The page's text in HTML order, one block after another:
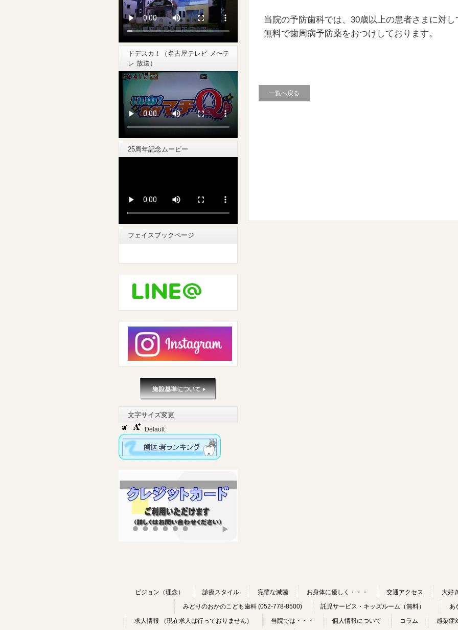
当院の予防歯科では、30歳以上の患者さまに対し
無料で歯周病予防薬をおつけしております。
一覧へ戻る
ドデスカ！（名古屋テレビ メ〜テ
レ 放送）
25周年記念ムービー
フェイスブックページ
文字サイズ変更
Default
ビジョン（理念） 診療スタイル 完璧な滅菌 お身体に優しく・・・ 交通アクセス 大好
みどりのおかのこども歯科 (052-778-8500)
託児サービス・キッズルーム（無料）
あ
求人情報 （現在求人は行っておりません）
当院では・・・ 個人情報について コラム 感染症